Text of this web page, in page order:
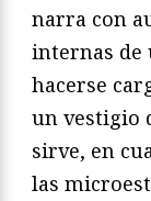
narra con
internas de
hacerse
un vestigio
sirve, en
las